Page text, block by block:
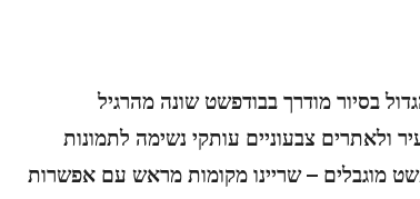
בסיור מודרך בבודפשט שונה מהרגיל
ולאתרים צבעוניים עותקי נשימה לתמונות
מוגבלים – שריינו מקומות מראש עם אפשרות